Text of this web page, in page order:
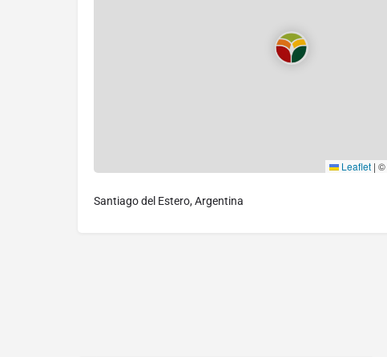
Leaflet | ©
Santiago del Estero, Argentina